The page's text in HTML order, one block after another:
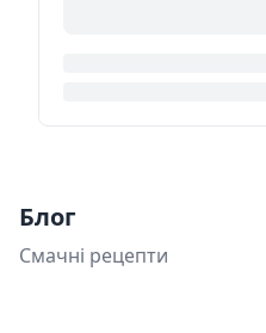
Блог
Смачні рецепти